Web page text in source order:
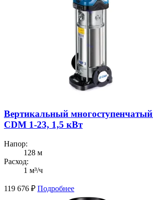
Вертикальный многоступенчатый
CDM 1-23, 1,5 кВт
Напор:
128 м
Расход:
1 м³/ч
119 676 ₽ Подробнее